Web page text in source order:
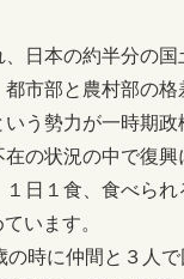
日本の約半分の
市部と農村部の
う勢力が一時期
の状況の中で復
日１食、食べら
います。
時に仲間と３人